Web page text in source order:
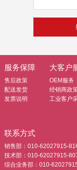
服务保障
售后政策
配送发货
发票说明
大客户
OEM服务
经销商政
工业客户
联系方式
销售部：010-62027915-
技术部：010-62027915-
综合业务部：010-